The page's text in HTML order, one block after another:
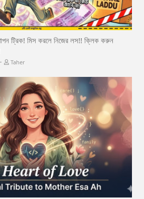
ট্রিক! মিস করলে নিজের লস!! ক্লিক করুন
- Taher